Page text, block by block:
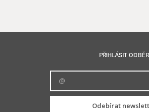
PŘIHLÁSIT ODBĚR
Odebírat